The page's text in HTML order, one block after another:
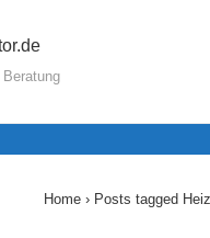
Beratung
Home › Posts tagged